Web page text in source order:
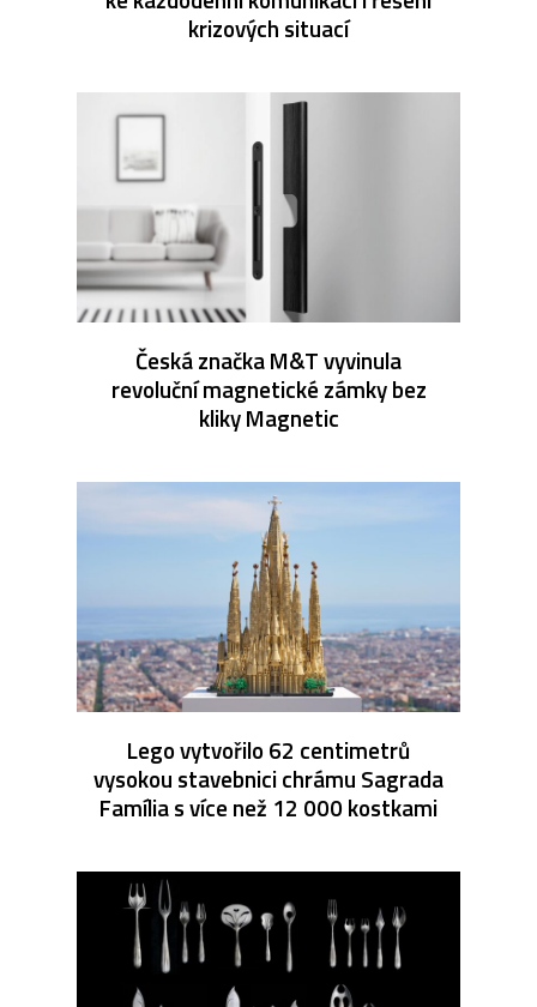
krizových situací
Česká značka M&T vyvinula
revoluční magnetické zámky bez
kliky Magnetic
Lego vytvořilo 62 centimetrů
vysokou stavebnici chrámu Sagrada
Família s více než 12 000 kostkami